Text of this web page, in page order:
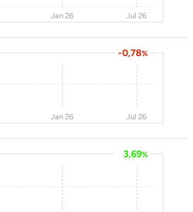
Jan 26
Jul 26
-0,78%
Jan 26 Jul 26
3,69%